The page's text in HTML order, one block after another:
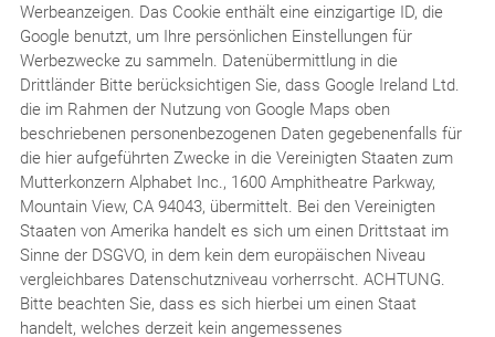
Werbeanzeigen. Das Cookie enthält eine einzigartige ID, die
Google benutzt, um Ihre persönlichen Einstellungen für
Werbezwecke zu sammeln. Datenübermittlung in die
Drittländer Bitte berücksichtigen Sie, dass Google Ireland Ltd.
die im Rahmen der Nutzung von Google Maps oben
beschriebenen personenbezogenen Daten gegebenenfalls für
die hier aufgeführten Zwecke in die Vereinigten Staaten zum
Mutterkonzern Alphabet Inc., 1600 Amphitheatre Parkway,
Mountain View, CA 94043, übermittelt. Bei den Vereinigten
Staaten von Amerika handelt es sich um einen Drittstaat im
Sinne der DSGVO, in dem kein dem europäischen Niveau
vergleichbares Datenschutzniveau vorherrscht. ACHTUNG.
Bitte beachten Sie, dass es sich hierbei um einen Staat
handelt, welches derzeit kein angemessenes